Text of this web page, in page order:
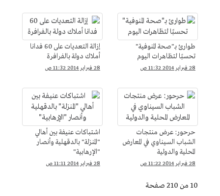
طوارئ بـ"صحة المنوفية"
تحسبًا لتظاهرات اليوم
28 فبراير 2014 11:32 ص
إزالة التعديات على 60 فدانا
أملاك دولة بالفرافرة
28 فبراير 2014 11:32 ص
حرحور: عرض منتجات
الشباب السيناوي في المعارض
المحلية والدولية
28 فبراير 2014 11:22 ص
اشتباكات عنيفة بين أهالي
"المنزلة" بالدقهلية وأنصار
"الإرهابية"
28 فبراير 2014 11:11 ص
10 من 210 صفحة